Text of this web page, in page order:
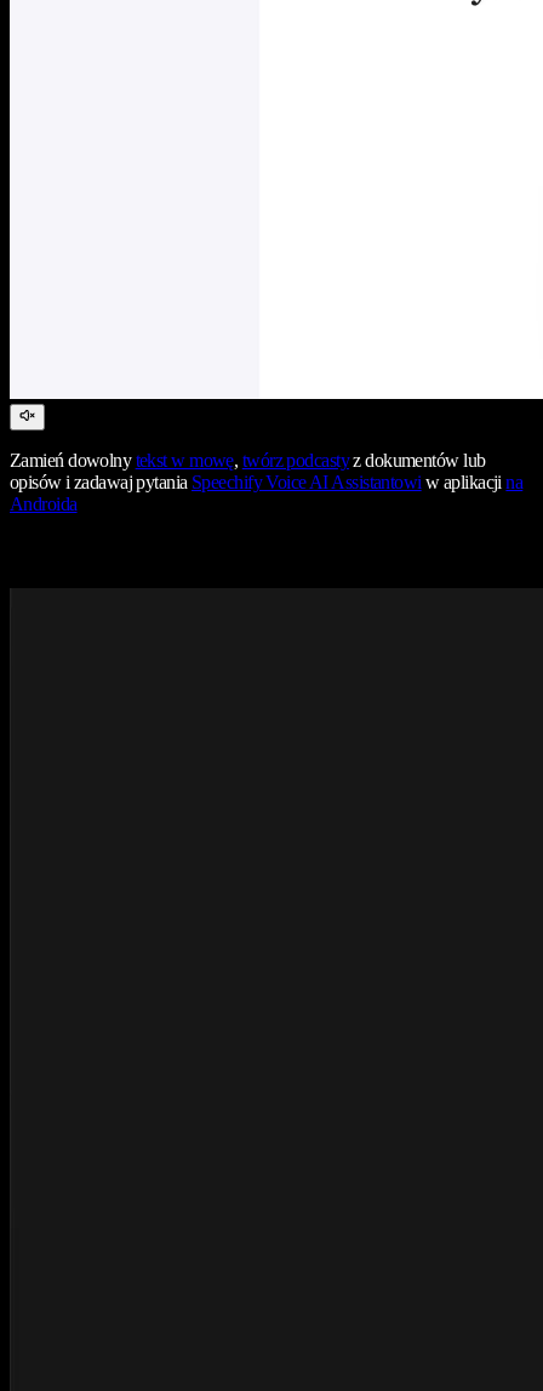
Zamień dowolnytekst w mowę, twórz podcastyz dokumentów lub
opisów i zadawaj pytania Speechify Voice AI Assistantowiw aplikacjina
Androida